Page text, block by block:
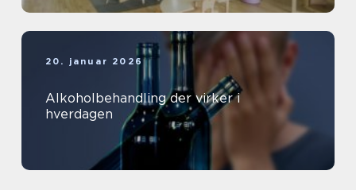
20. januar 2026
Alkoholbehandling der virker i
hverdagen